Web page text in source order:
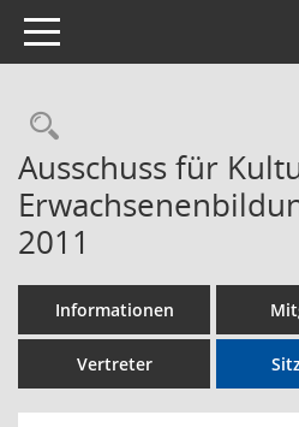
Toggle navigation
Rechercheauswahl
Ausschuss für
2011
Informationen
Vertreter